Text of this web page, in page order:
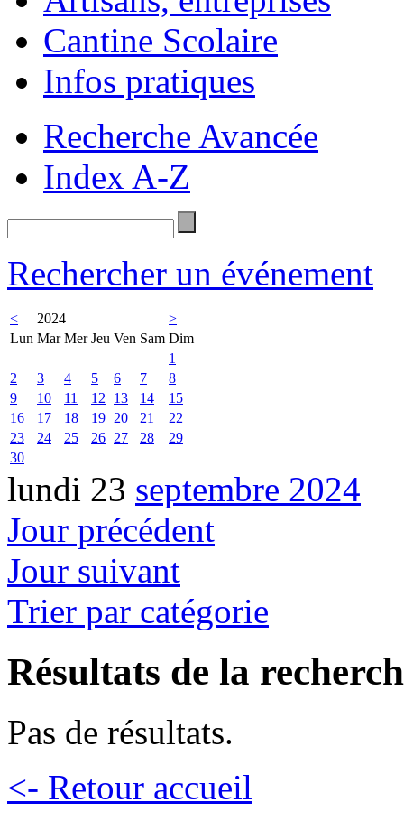
Cantine Scolaire
Infos pratiques
Recherche Avancée
Index A-Z
Rechercher un événement
< 2024
>
Lun Mar Mer Jeu Ven Sam Dim
1
2
3 4 5 6 7
8
9
10 11 12 13 14
15
16
17 18 19 20 21
22
23
24 25 26 27 28
29
30
lundi 23 septembre 2024
Jour précédent
Jour suivant
Trier par catégorie
Résultats de la
Pas de résultats.
<- Retour accueil